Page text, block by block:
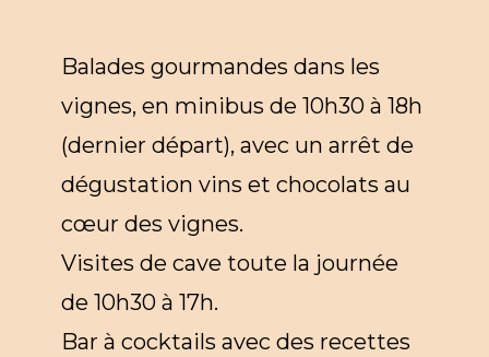
Balades gourmandes dans les
vignes, en minibus de 10h30 à 18h
(dernier départ), avec un arrêt de
dégustation vins et chocolats au
cœur des vignes.
Visites de cave toute la journée
de 10h30 à 17h.
Bar à cocktails avec des recettes